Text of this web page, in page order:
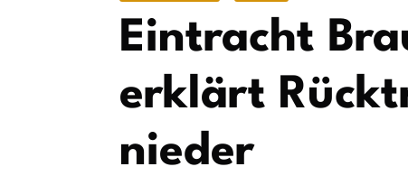
Eintracht
erklärt
nieder